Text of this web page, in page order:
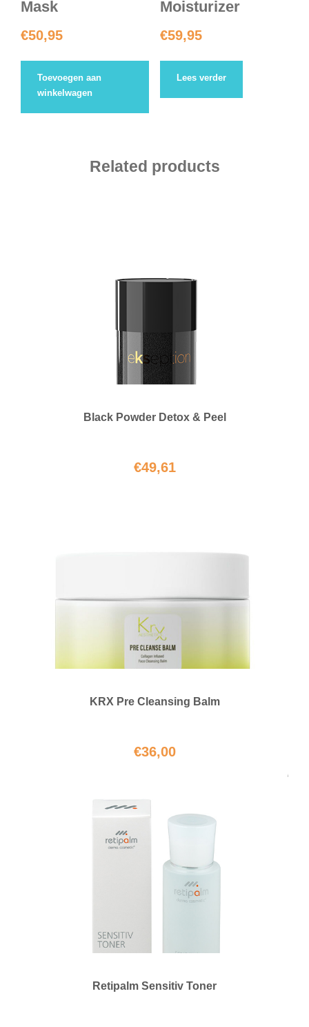
Mask
€50,95
Toevoegen aan
winkelwagen
Moisturizer
€59,95
Lees verder
Related products
Black Powder Detox & Peel
€49,61
KRX Pre Cleansing Balm
€36,00
Retipalm Sensitiv Toner